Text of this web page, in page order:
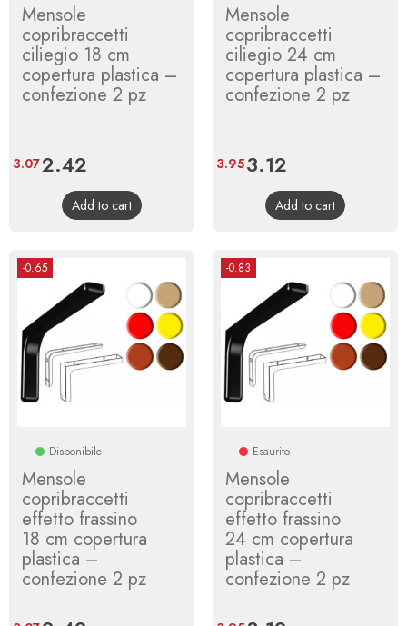
Mensole
copribraccetti
ciliegio 18 cm
copertura plastica –
confezione 2 pz
Price
2.42
price
3.07
Add to cart
Mensole
copribraccetti
ciliegio 24 cm
copertura plastica –
confezione 2 pz
Price
3.12
price
3.95
Add to cart
-0.65
Disponibile
Mensole
copribraccetti
effetto frassino
18 cm copertura
plastica –
confezione 2 pz
-0.83
Esaurito
Mensole
copribraccetti
effetto frassino
24 cm copertura
plastica –
confezione 2 pz